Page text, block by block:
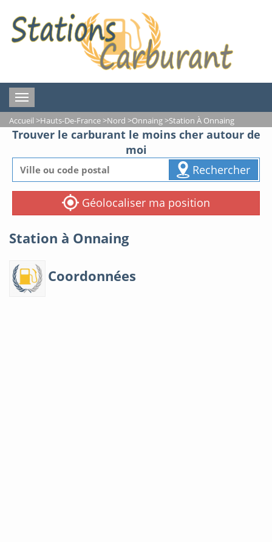
Toggle
navigation
Accueil >Hauts-De-France>Nord >Onnaing>Station À Onnaing
Trouver le carburant le moins cher autour de
moi
Rechercher
Géolocaliser ma position
Station à Onnaing
Coordonnées